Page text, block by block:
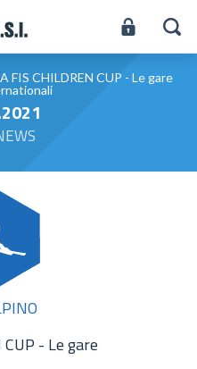
FIS CHILDREN CUP - Le gare
- Le gare